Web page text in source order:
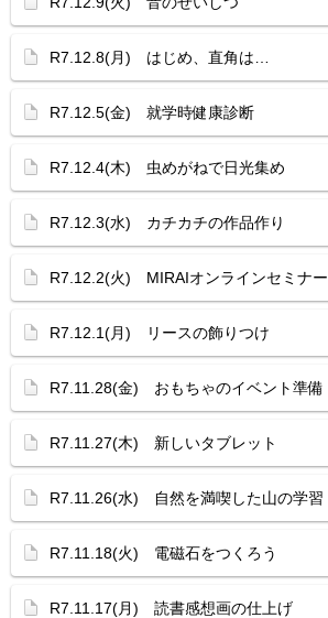
R7.12.8(月) はじめ、直角は…
R7.12.5(金) 就学時健康診断
R7.12.4(木) 虫めがねで日光集め
R7.12.3(水) カチカチの作品作り
R7.12.2(火) MIRAIオンラインセミナー
R7.12.1(月) リースの飾りつけ
R7.11.28(金) おもちゃのイベント準備
R7.11.27(木) 新しいタブレット
R7.11.26(水) 自然を満喫した山の学習
R7.11.18(火) 電磁石をつくろう
R7.11.17(月) 読書感想画の仕上げ